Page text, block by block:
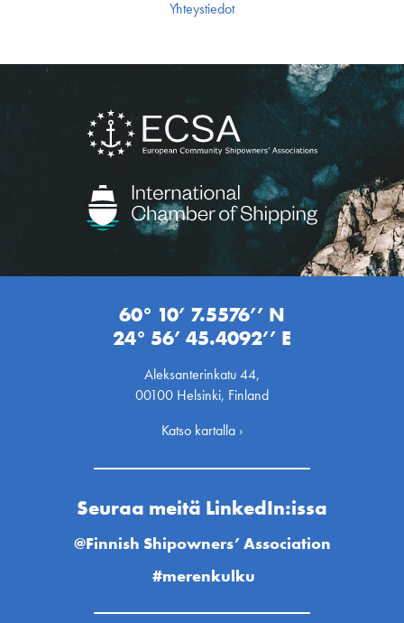
Yhteystiedot
60° 10’ 7.5576’’ N
24° 56’ 45.4092’’ E
Aleksanterinkatu 44,
00100 Helsinki, Finland
Katso kartalla ›
Seuraa meitä LinkedIn:issa
@Finnish Shipowners’ Association
#merenkulku